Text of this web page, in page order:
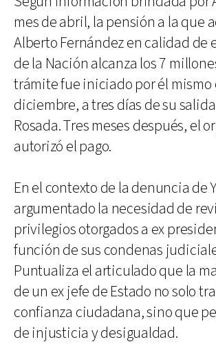
mes de abril, la pensión a la que
Alberto Fernández en calidad de
de la Nación alcanza los 7
trámite fue iniciado por él mismo
diciembre, a tres días de su
Rosada. Tres meses después, el
autorizó el pago.
En el contexto de la denuncia de
argumentado la necesidad de
privilegios otorgados a ex
función de sus condenas
Puntualiza el articulado que la
de un ex jefe de Estado no solo
confianza ciudadana, sino que
de injusticia y desigualdad.